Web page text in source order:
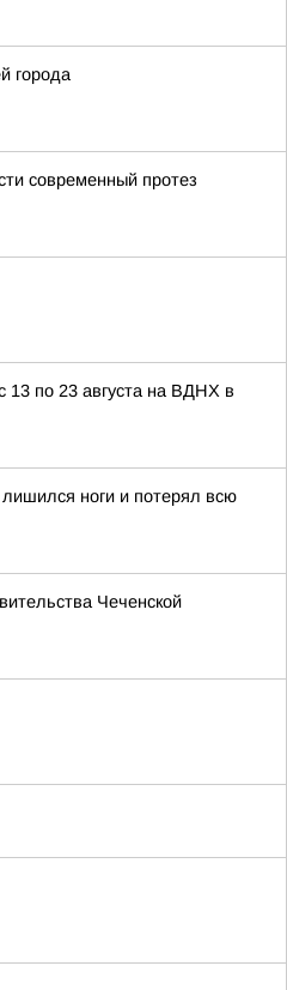
города
современный протез
13 по 23 августа на ВДНХ в
ноги и потерял всю
Чеченской